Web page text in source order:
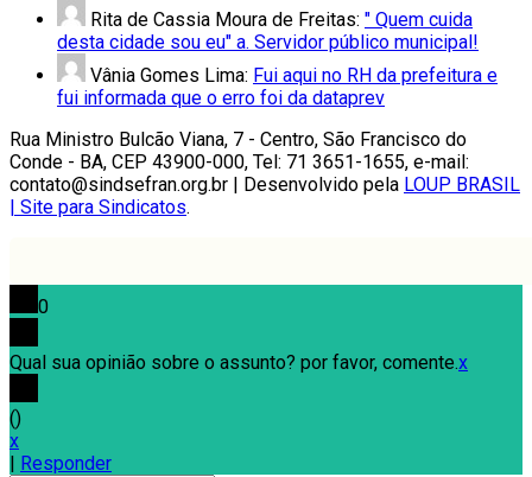
Rita de Cassia Moura de Freitas: " Quem cuida
desta cidade sou eu" a. Servidor público municipal!
Vânia Gomes Lima: Fui aqui no RH da prefeitura e
fui informada que o erro foi da dataprev
Rua Ministro Bulcão Viana, 7 - Centro, São Francisco do
Conde - BA, CEP 43900-000, Tel: 71 3651-1655, e-mail:
contato@sindsefran.org.br | Desenvolvido pela LOUP BRASIL
| Site para Sindicatos.
0
Qual sua opinião sobre o assunto? por favor, comente.x
()
x
Responder